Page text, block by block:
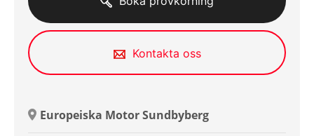
Kontakta oss
Europeiska Motor Sundbyberg